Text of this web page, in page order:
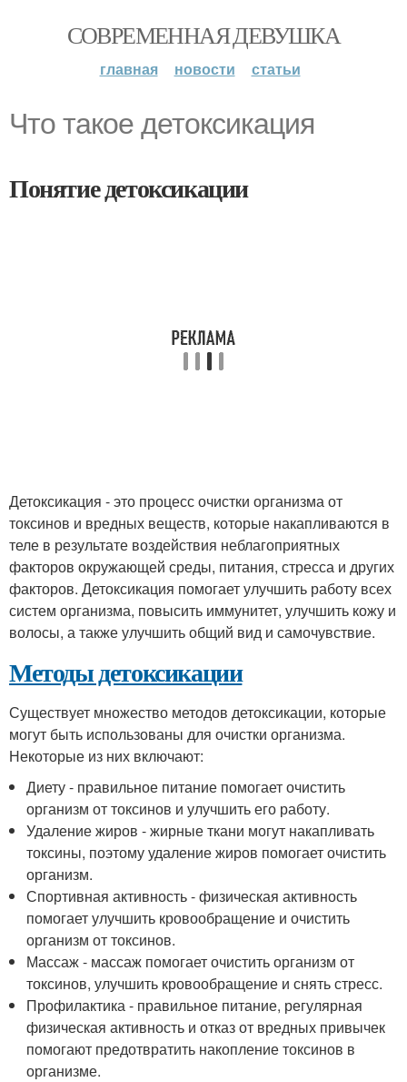
СОВРЕМЕННАЯ ДЕВУШКА
главная новости статьи
Что такое детоксикация
Понятие детоксикации
Детоксикация - это процесс очистки организма от
токсинов и вредных веществ, которые накапливаются в
теле в результате воздействия неблагоприятных
факторов окружающей среды, питания, стресса и других
факторов. Детоксикация помогает улучшить работу всех
систем организма, повысить иммунитет, улучшить кожу и
волосы, а также улучшить общий вид и самочувствие.
Методы детоксикации
Существует множество методов детоксикации, которые
могут быть использованы для очистки организма.
Некоторые из них включают:
Диету - правильное питание помогает очистить
организм от токсинов и улучшить его работу.
Удаление жиров - жирные ткани могут накапливать
токсины, поэтому удаление жиров помогает очистить
организм.
Спортивная активность - физическая активность
помогает улучшить кровообращение и очистить
организм от токсинов.
Массаж - массаж помогает очистить организм от
токсинов, улучшить кровообращение и снять стресс.
Профилактика - правильное питание, регулярная
физическая активность и отказ от вредных привычек
помогают предотвратить накопление токсинов в
организме.